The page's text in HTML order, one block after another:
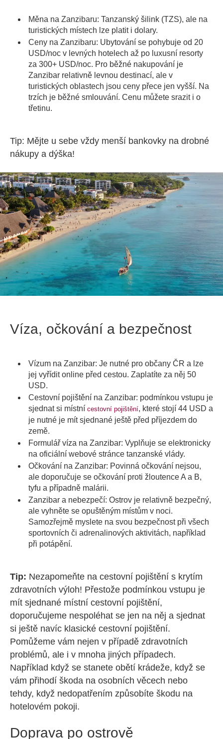
Měna na Zanzibaru: Tanzanský šilink (TZS), ale na
turistických místech lze platit i dolary.
Ceny na Zanzibaru: Ubytování se pohybuje od 20
USD/noc v levných hotelech až po luxusní resorty
za 300+ USD/noc. Pro běžné nakupování je
Zanzibar relativně levnou destinací, ale v
turistických oblastech jsou ceny přece jen vyšší. Na
trzích je běžné smlouvání. Cenu můžete srazit i o
třetinu.
Tip: Mějte u sebe vždy menší bankovky na drobné
nákupy a dýška!
Víza, očkování a bezpečnost
Vízum na Zanzibar: Je nutné pro občany ČR a lze
jej vyřídit online před cestou. Zaplatíte za něj 50
USD.
Cestovní pojištění na Zanzibar: podmínkou vstupu je
sjednat si místní cestovní pojištění, které stojí 44 USD a
je nutné je mít sjednané ještě před příjezdem do
země.
Formulář víza na Zanzibar: Vyplňuje se elektronicky
na oficiální webové stránce tanzanské vlády.
Očkování na Zanzibar: Povinná očkování nejsou,
ale doporučuje se očkování proti žloutence A a B,
tyfu a případně malárii.
Zanzibar a nebezpečí: Ostrov je relativně bezpečný,
ale vyhněte se opuštěným místům v noci.
Samozřejmě myslete na svou bezpečnost při všech
sportovních či adrenalinových aktivitách, například
při potápění.
Tip: Nezapomeňte na cestovní pojištění s krytím
zdravotních výloh! Přestože podmínkou vstupu je
mít sjednané místní cestovní pojištění,
doporučujeme nespoléhat se jen na něj a sjednat
si ještě navíc klasické cestovní pojištění.
Pomůžeme vám nejen v případě zdravotních
problémů, ale i v mnoha jiných případech.
Například když se stanete obětí krádeže, když se
vám přihodí škoda na osobních věcech nebo
tehdy, když nedopatřením způsobíte škodu na
hotelovém pokoji.
Doprava po ostrově